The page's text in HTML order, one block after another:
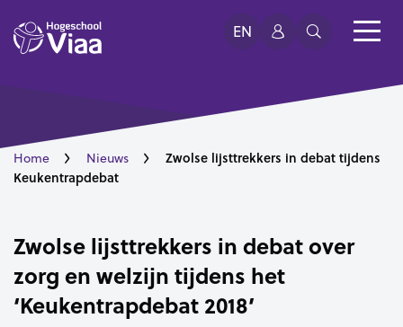
EN
Home Nieuws
Zwolse lijsttrekkers in debat tijdens
Keukentrapdebat
Zwolse lijsttrekkers in debat over
zorg en welzijn tijdens het
‘Keukentrapdebat 2018’